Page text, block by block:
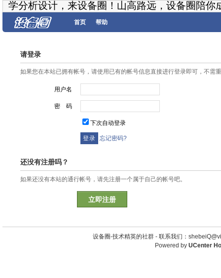
学分析设计，来设备圈！山高路远，设备圈陪你
首页 帮助
请登录
如果您在本站已拥有帐号，请使用已有的帐号信息直接进行登录即可，不需
用户名
密 码
下次自动登录
忘记密码?
还没有注册吗？
如果还没有本站的通行帐号，请先注册一个属于自己的帐号吧。
立即注册
设备圈-技术精英的社群 - 联系我们：
Powered by UCenter